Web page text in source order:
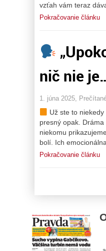
vzťah vám teraz
Pokračovanie článku
nič nie
1. júna 2025,
Už ste to
presný opak.
niekomu
bolí. Ich
Pokračovanie článku